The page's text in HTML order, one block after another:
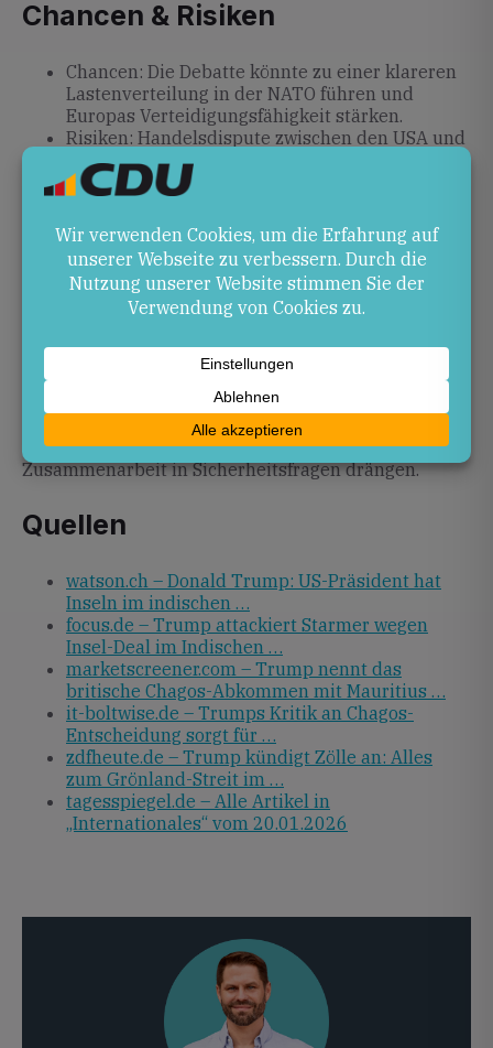
Chancen & Risiken
Chancen: Die Debatte könnte zu einer klareren
Lastenverteilung in der NATO führen und
Europas Verteidigungsfähigkeit stärken.
Risiken: Handelsdispute zwischen den USA und
der EU können deutsche Exporte belasten.
Strategische Spannungen im Indischen Ozean
destabilisieren.
Ausblick
Drohungen mit Gegenmaßnahmen reagiert und wie
sich das britisch-mauritische Abkommen praktisch
umsetzen lässt. Deutschland und Rheinland-Pfalz
sollten mögliche Handelsrisiken beobachten und
weiter auf eine enge transatlantische
Zusammenarbeit in Sicherheitsfragen drängen.
Quellen
watson.ch – Donald Trump: US-Präsident hat
Inseln im indischen …
focus.de – Trump attackiert Starmer wegen
Insel-Deal im Indischen …
marketscreener.com – Trump nennt das
britische Chagos-Abkommen mit Mauritius …
it-boltwise.de – Trumps Kritik an Chagos-
Entscheidung sorgt für …
zdfheute.de – Trump kündigt Zölle an: Alles
zum Grönland-Streit im …
tagesspiegel.de – Alle Artikel in
„Internationales“ vom 20.01.2026